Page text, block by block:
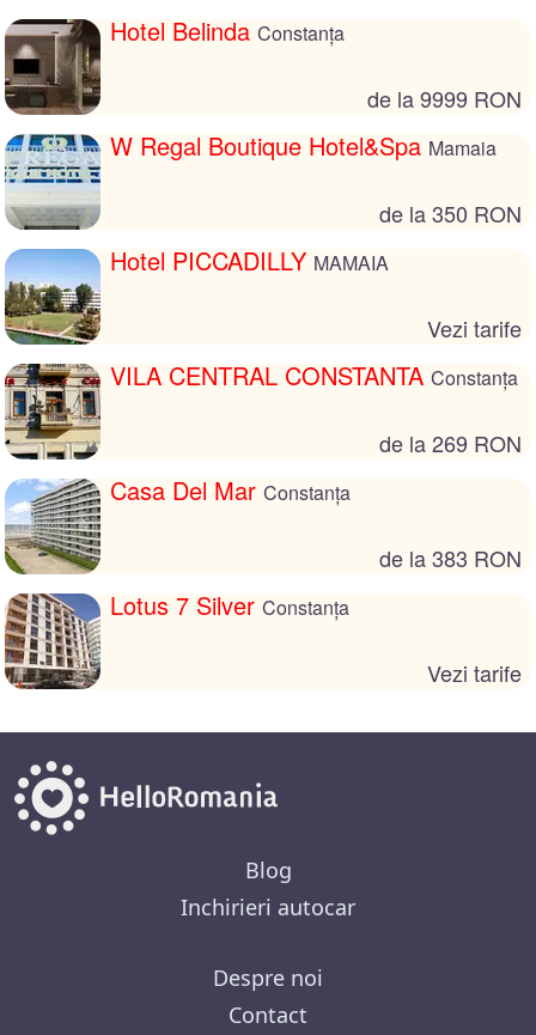
Hotel Belinda Constanța
de la 9999 RON
W Regal Boutique Hotel&Spa Mamaia
de la 350 RON
Hotel PICCADILLY MAMAIA
Vezi tarife
VILA CENTRAL CONSTANTA Constanța
de la 269 RON
Casa Del Mar Constanța
de la 383 RON
Lotus 7 Silver Constanța
Vezi tarife
Blog
Inchirieri autocar
Despre noi
Contact